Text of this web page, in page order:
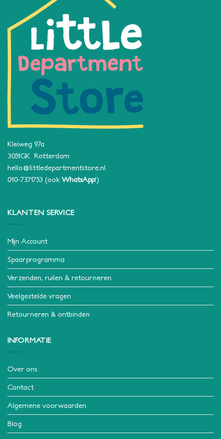
Kleiweg 97a
3051GK Rotterdam
hello@littledepartmentstore.nl
010-7371753 (ook WhatsApp!)
KLANTEN SERVICE
Mijn Account
Spaarprogramma
Verzenden, ruilen & retourneren
Veelgestelde vragen
Retourneren & ontbinden
INFORMATIE
Over ons
Contact
Algemene voorwaarden
Blog